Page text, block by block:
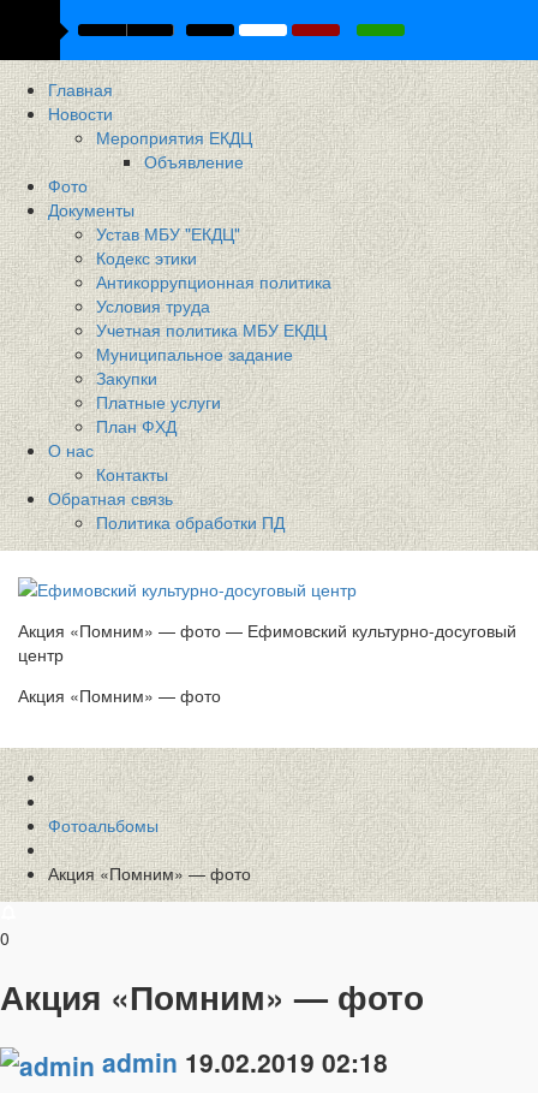
Главная
Новости
Мероприятия ЕКДЦ
Объявление
Фото
Документы
Устав МБУ "ЕКДЦ"
Кодекс этики
Антикоррупционная политика
Условия труда
Учетная политика МБУ ЕКДЦ
Муниципальное задание
Закупки
Платные услуги
План ФХД
О нас
Контакты
Обратная связь
Политика обработки ПД
Акция «Помним» — фото — Ефимовский культурно-досуговый
центр
Акция «Помним» — фото
Фотоальбомы
Акция «Помним» — фото
0
Акция «Помним» — фото
admin 19.02.2019 02:18